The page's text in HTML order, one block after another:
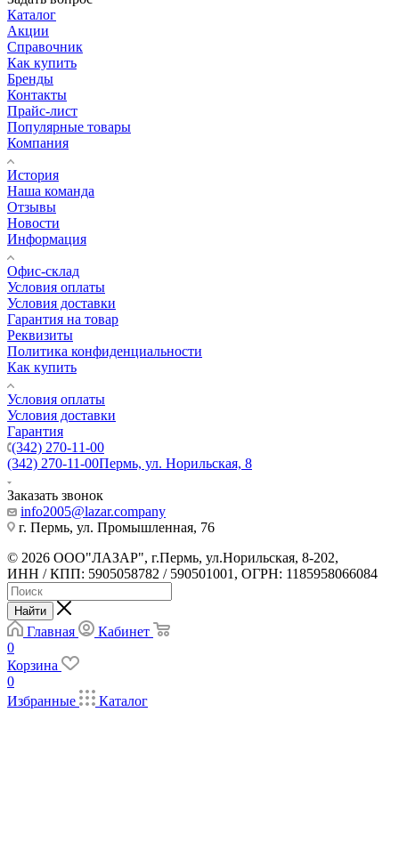
Каталог
Акции
Справочник
Как купить
Бренды
Контакты
Прайс-лист
Популярные товары
Компания
История
Наша команда
Отзывы
Новости
Информация
Офис-склад
Условия оплаты
Условия доставки
Гарантия на товар
Реквизиты
Политика конфиденциальности
Как купить
Условия оплаты
Условия доставки
Гарантия
(342) 270-11-00
(342) 270-11-00Пермь, ул. Норильская, 8
Заказать звонок
info2005@lazar.company
г. Пермь, ул. Промышленная, 76
© 2026 ООО"ЛАЗАР", г.Пермь, ул.Норильская, 8-202,
ИНН / КПП: 5905058782 / 590501001, ОГРН: 1185958066084
Найти
Главная
Кабинет
0
Корзина
0
Избранные
Каталог